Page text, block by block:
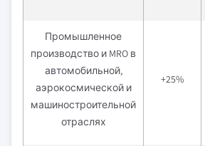
Промышленное
производство и MRO в
автомобильной,
аэрокосмической и
машиностроительной
отраслях
+25%